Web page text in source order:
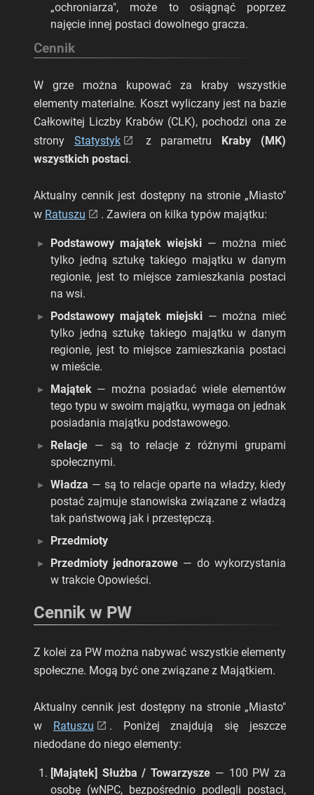
„ochroniarza", może to osiągnąć poprzez
najęcie innej postaci dowolnego gracza.
Cennik
W grze można kupować za kraby wszystkie
elementy materialne. Koszt wyliczany jest na bazie
Całkowitej Liczby Krabów (CLK), pochodzi ona ze
strony Statystyk z parametru Kraby (MK)
wszystkich postaci.
Aktualny cennik jest dostępny na stronie „Miasto"
w Ratuszu . Zawiera on kilka typów majątku:
Podstawowy majątek wiejski — można mieć
tylko jedną sztukę takiego majątku w danym
regionie, jest to miejsce zamieszkania postaci
na wsi.
Podstawowy majątek miejski — można mieć
tylko jedną sztukę takiego majątku w danym
regionie, jest to miejsce zamieszkania postaci
w mieście.
Majątek — można posiadać wiele elementów
tego typu w swoim majątku, wymaga on jednak
posiadania majątku podstawowego.
Relacje — są to relacje z różnymi grupami
społecznymi.
Władza — są to relacje oparte na władzy, kiedy
postać zajmuje stanowiska związane z władzą
tak państwową jak i przestępczą.
Przedmioty
Przedmioty jednorazowe — do wykorzystania
w trakcie Opowieści.
Cennik w PW
Z kolei za PW można nabywać wszystkie elementy
społeczne. Mogą być one związane z Majątkiem.
Aktualny cennik jest dostępny na stronie „Miasto"
w Ratuszu
. Poniżej znajdują się jeszcze
niedodane do niego elementy:
[Majątek] Służba / Towarzysze — 100 PW za
osobę (wNPC, bezpośrednio podlegli postaci,